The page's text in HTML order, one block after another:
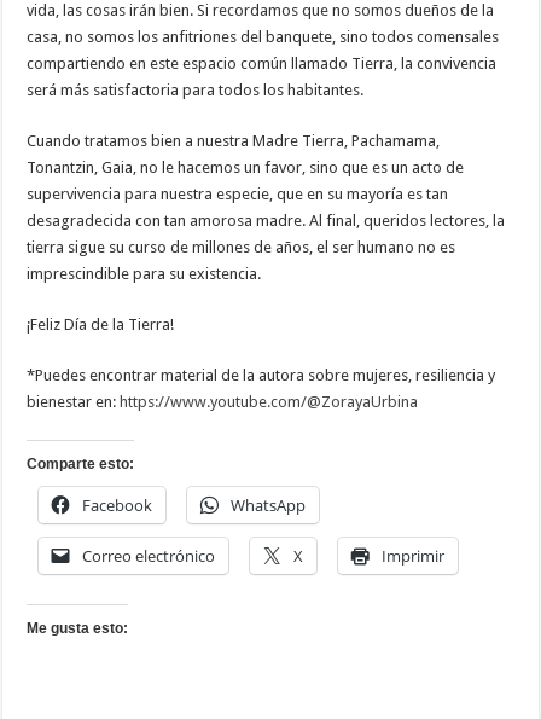
vida, las cosas irán bien. Si recordamos que no somos dueños de la
casa, no somos los anfitriones del banquete, sino todos comensales
compartiendo en este espacio común llamado Tierra, la convivencia
será más satisfactoria para todos los habitantes.
Cuando tratamos bien a nuestra Madre Tierra, Pachamama,
Tonantzin, Gaia, no le hacemos un favor, sino que es un acto de
supervivencia para nuestra especie, que en su mayoría es tan
desagradecida con tan amorosa madre. Al final, queridos lectores, la
tierra sigue su curso de millones de años, el ser humano no es
imprescindible para su existencia.
¡Feliz Día de la Tierra!
*Puedes encontrar material de la autora sobre mujeres, resiliencia y
bienestar en: https://www.youtube.com/@ZorayaUrbina
Comparte esto:
Facebook WhatsApp
Correo electrónico X Imprimir
Me gusta esto: